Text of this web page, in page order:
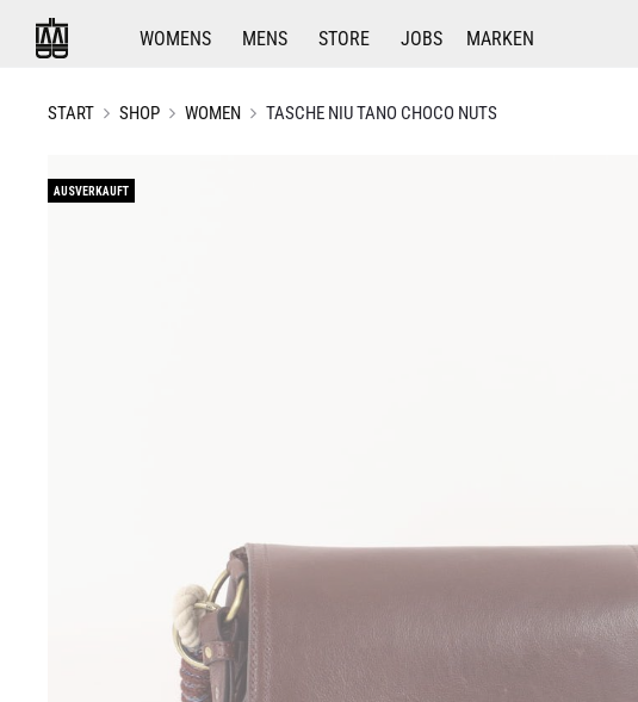
WOMENS MENS STORE JOBS MARKEN
START SHOP WOMEN TASCHE NIU TANO CHOCO NUTS
AUSVERKAUFT